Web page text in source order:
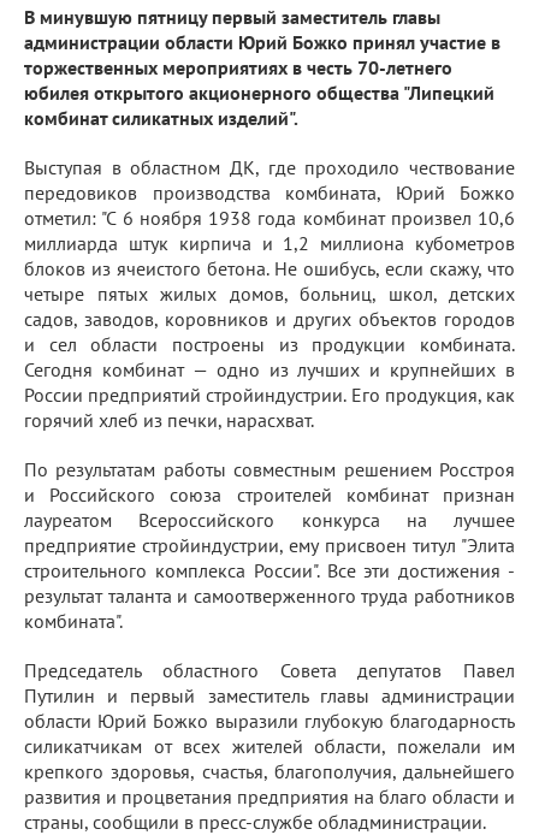
В минувшую пятницу первый заместитель главы
администрации области Юрий Божко принял участие в
торжественных мероприятиях в честь 70-летнего
юбилея открытого акционерного общества "Липецкий
комбинат силикатных изделий".
Выступая в областном ДК, где проходило чествование
передовиков производства комбината, Юрий Божко
отметил: "С 6 ноября 1938 года комбинат произвел 10,6
миллиарда штук кирпича и 1,2 миллиона кубометров
блоков из ячеистого бетона. Не ошибусь, если скажу, что
четыре пятых жилых домов, больниц, школ, детских
садов, заводов, коровников и других объектов городов
и сел области построены из продукции комбината.
Сегодня комбинат — одно из лучших и крупнейших в
России предприятий стройиндустрии. Его продукция, как
горячий хлеб из печки, нарасхват.
По результатам работы совместным решением Росстроя
и Российского союза строителей комбинат признан
лауреатом Всероссийского конкурса на лучшее
предприятие стройиндустрии, ему присвоен титул "Элита
строительного комплекса России". Все эти достижения -
результат таланта и самоотверженного труда работников
комбината".
Председатель областного Совета депутатов Павел
Путилин и первый заместитель главы администрации
области Юрий Божко выразили глубокую благодарность
силикатчикам от всех жителей области, пожелали им
крепкого здоровья, счастья, благополучия, дальнейшего
развития и процветания предприятия на благо области и
страны, сообщили в пресс-службе обладминистрации.